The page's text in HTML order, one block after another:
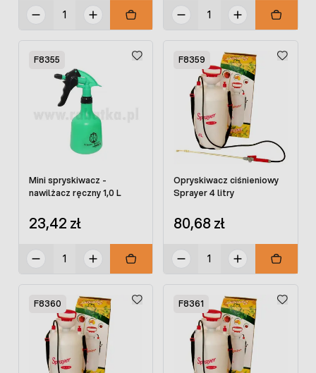
F8355
Mini spryskiwacz -
nawilżacz ręczny 1,0 L
23,42 zł
F8359
Opryskiwacz ciśnieniowy
Sprayer 4 litry
80,68 zł
F8360 F8361